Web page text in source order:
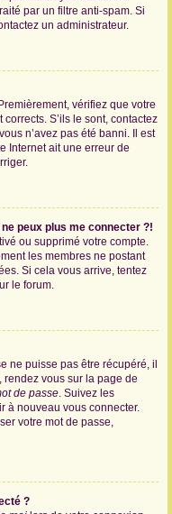
par un filtre anti-spam. Si
un administrateur.
vérifiez que votre
S’ils le sont, contactez
n’avez pas été banni. Il est
Internet ait une erreur de
peux plus me connecter ?!
ou supprimé votre compte.
les membres ne postant
Si cela vous arrive, tentez
le forum.
ne puisse pas être récupéré, il
vous sur la page de
de passe. Suivez les
à nouveau vous connecter.
votre mot de passe,
?